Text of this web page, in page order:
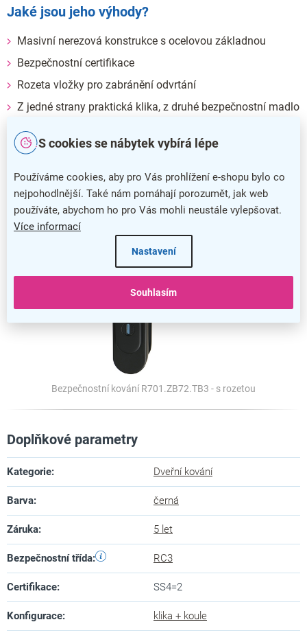
S cookies se nábytek vybírá lépe
Používáme cookies, aby pro Vás prohlížení e-shopu bylo co
nejpohodlnější. Také nám pomáhají porozumět, jak web
používáte, abychom ho pro Vás mohli neustále vylepšovat.
Více informací
Nastavení
Souhlasím
Jaké jsou jeho výhody?
Masivní nerezová konstrukce s ocelovou základnou
Bezpečnostní certifikace
Rozeta vložky pro zabránění odvrtání
Z jedné strany praktická klika, z druhé bezpečnostní madlo
Možnost výměny každé jednotlivé vnější části
Precizní povrchová úprava
Bezpečnostní kování R701.ZB72.TB3 - s rozetou
Doplňkové parametry
Kategorie: Dveřní kování
Barva: černá
Záruka: 5 let
Bezpečnostní třída: RC3
Certifikace: SS4=2
Konfigurace: klika + koule